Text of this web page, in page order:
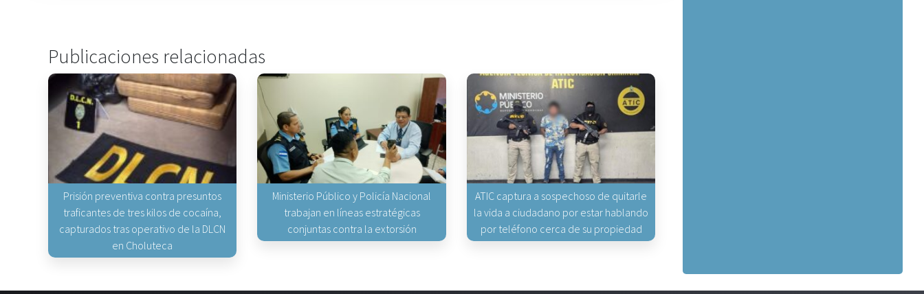
Publicaciones relacionadas
Prisión preventiva contra presuntos
traficantes de tres kilos de cocaína,
capturados tras operativo de la DLCN
en Choluteca
Ministerio Público y Policía Nacional
trabajan en líneas estratégicas
conjuntas contra la extorsión
ATIC captura a sospechoso de quitarle
la vida a ciudadano por estar hablando
por teléfono cerca de su propiedad